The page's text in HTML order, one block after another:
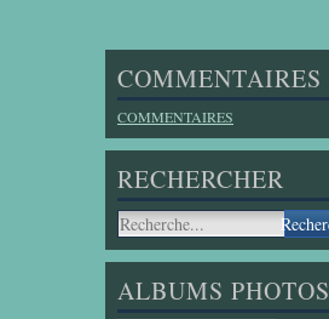
COMMENTAIRES
COMMENTAIRES
RECHERCHER
ALBUMS PHOTOS